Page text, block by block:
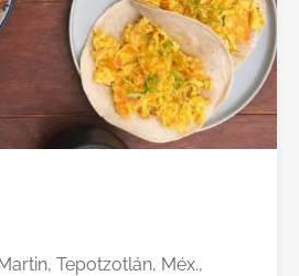
Tepotzotlán, Méx.,